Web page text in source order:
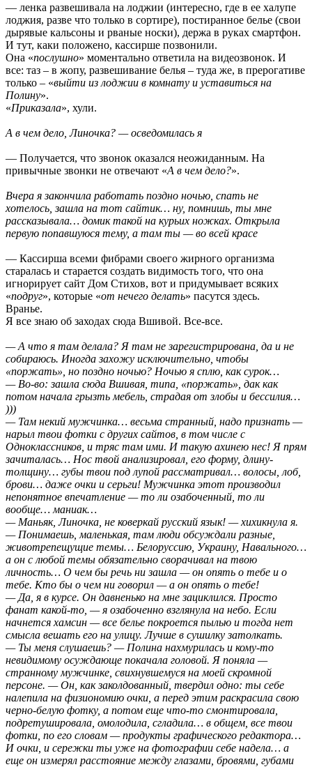
— ленка развешивала на лоджии (интересно, где в ее халупе
лоджия, разве что только в сортире), постиранное белье (свои
дырявые кальсоны и рваные носки), держа в руках смартфон.
И тут, каки положено, кассирше позвонили.
Она «послушно» моментально ответила на видеозвонок. И
все: таз – в жопу, развешивание белья – туда же, в прерогативе
только – «выйти из лоджии в комнату и уставиться на
Полину».
«Приказала», хули.
А в чем дело, Линочка? — осведомилась я
— Получается, что звонок оказался неожиданным. На
привычные звонки не отвечают «А в чем дело?».
Вчера я закончила работать поздно ночью, спать не
хотелось, зашла на тот сайтик… ну, помнишь, ты мне
рассказывала… домик такой на курьих ножках. Открыла
первую попавшуюся тему, а там ты — во всей красе
— Кассирша всеми фибрами своего жирного организма
старалась и старается создать видимость того, что она
игнорирует сайт Дом Стихов, вот и придумывает всяких
«подруг», которые «от нечего делать» пасутся здесь.
Вранье.
Я все знаю об заходах сюда Вшивой. Все-все.
— А что я там делала? Я там не зарегистрирована, да и не
собираюсь. Иногда захожу исключительно, чтобы
«поржать», но поздно ночью? Ночью я сплю, как сурок…
— Во-во: зашла сюда Вшивая, типа, «поржать», дак как
потом начала грызть мебель, страдая от злобы и бессилия…
)))
— Там некий мужчинка… весьма странный, надо признать —
нарыл твои фотки с других сайтов, в том числе с
Одноклассников, и тряс там ими. И такую ахинею нес! Я прям
зачиталась… Нос твой анализировал, его форму, длину-
толщину… губы твои под лупой рассматривал… волосы, лоб,
брови… даже очки и серьги! Мужчинка этот производил
непонятное впечатление — то ли озабоченный, то ли
вообще… маниак…
— Маньяк, Линочка, не коверкай русский язык! — хихикнула я.
— Понимаешь, маленькая, там люди обсуждали разные,
животрепещущие темы… Белоруссию, Украину, Навального…
а он с любой темы обязательно сворачивал на твою
личность… О чем бы речь ни зашла — он опять о тебе и о
тебе. Кто бы о чем ни говорил — а он опять о тебе!
— Да, я в курсе. Он давненько на мне зациклился. Просто
фанат какой-то, — я озабоченно взглянула на небо. Если
начнется хамсин — все белье покроется пылью и тогда нет
смысла вешать его на улицу. Лучше в сушилку затолкать.
— Ты меня слушаешь? — Полина нахмурилась и кому-то
невидимому осуждающе покачала головой. Я поняла —
странному мужчинке, свихнувшемуся на моей скромной
персоне. — Он, как заколдованный, твердил одно: ты себе
налепила на физиономию очки, а перед этим раскрасила свою
черно-белую фотку, а потом еще что-то смонтировала,
подретушировала, омолодила, сгладила… в общем, все твои
фотки, по его словам — продукты графического редактора…
И очки, и сережки ты уже на фотографии себе надела… а
еще он измерял расстояние между глазами, бровями, губами